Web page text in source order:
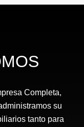
Completa,
su
tanto para